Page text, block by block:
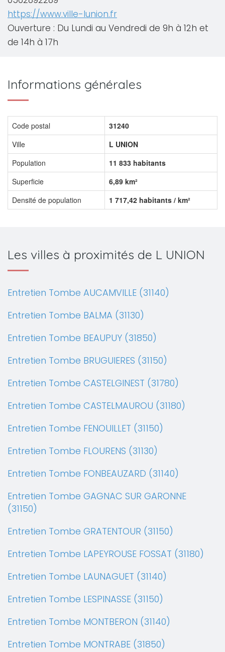
https://www.ville-lunion.fr
Ouverture : Du Lundi au Vendredi de 9h à 12h et
de 14h à 17h
Informations générales
Code postal
31240
Ville
L UNION
Population
11 833 habitants
Superficie
6,89 km²
Densité de population
1 717,42 habitants / km²
Les villes à proximités de L UNION
Entretien Tombe AUCAMVILLE (31140)
Entretien Tombe BALMA (31130)
Entretien Tombe BEAUPUY (31850)
Entretien Tombe BRUGUIERES (31150)
Entretien Tombe CASTELGINEST (31780)
Entretien Tombe CASTELMAUROU (31180)
Entretien Tombe FENOUILLET (31150)
Entretien Tombe FLOURENS (31130)
Entretien Tombe FONBEAUZARD (31140)
Entretien Tombe GAGNAC SUR GARONNE
(31150)
Entretien Tombe GRATENTOUR (31150)
Entretien Tombe LAPEYROUSE FOSSAT (31180)
Entretien Tombe LAUNAGUET (31140)
Entretien Tombe LESPINASSE (31150)
Entretien Tombe MONTBERON (31140)
Entretien Tombe MONTRABE (31850)